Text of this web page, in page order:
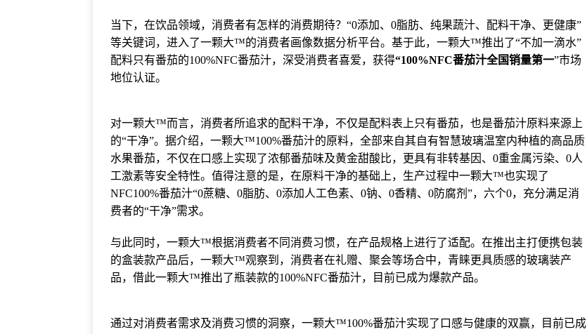
当下，在饮品领域，消费者有怎样的消费期待？“0添加、0脂肪、纯果蔬汁、配料干净、更健康”
等关键词，进入了一颗大™的消费者画像数据分析平台。基于此，一颗大™推出了“不加一滴水”
配料只有番茄的100%NFC番茄汁，深受消费者喜爱，获得“100%NFC番茄汁全国销量第一”市场
地位认证。
对一颗大™而言，消费者所追求的配料干净，不仅是配料表上只有番茄，也是番茄汁原料来源上
的“干净”。据介绍，一颗大™100%番茄汁的原料，全部来自其自有智慧玻璃温室内种植的高品质
水果番茄，不仅在口感上实现了浓郁番茄味及黄金甜酸比，更具有非转基因、0重金属污染、0人
工激素等安全特性。值得注意的是，在原料干净的基础上，生产过程中一颗大™也实现了
NFC100%番茄汁“0蔗糖、0脂肪、0添加人工色素、0钠、0香精、0防腐剂”，六个0，充分满足消
费者的“干净”需求。
与此同时，一颗大™根据消费者不同消费习惯，在产品规格上进行了适配。在推出主打便携包装
的盒装款产品后，一颗大™观察到，消费者在礼赠、聚会等场合中，青睐更具质感的玻璃装产
品，借此一颗大™推出了瓶装款的100%NFC番茄汁，目前已成为爆款产品。
通过对消费者需求及消费习惯的洞察，一颗大™100%番茄汁实现了口感与健康的双赢，目前已成